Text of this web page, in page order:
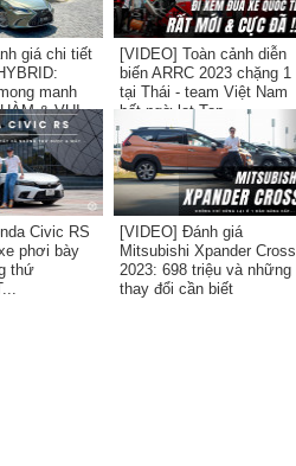
giá chi tiết
manh
& VUI...
[VIDEO] Toàn cảnh diễn
biến ARRC 2023 chặng 1
tại Thái - team Việt Nam
bất ngờ lọt Top
Civic RS
phơi bày
thứ
[VIDEO] Đánh giá
Mitsubishi Xpander Cross
2023: 698 triệu và những
thay đổi cần biết